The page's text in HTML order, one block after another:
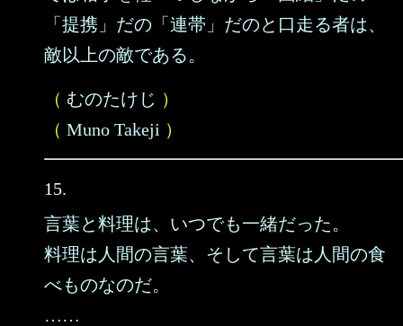
「提携」だの「連帯」だのと口走る者は、
敵以上の敵である。
（ むのたけじ ）
（ Muno Takeji ）
15.
言葉と料理は、いつでも一緒だった。
料理は人間の言葉、そして言葉は人間の食
べものなのだ。
……